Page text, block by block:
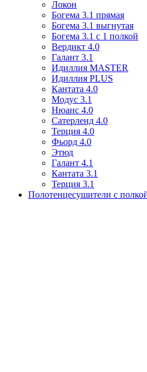
Локон
Богема 3.1 прямая
Богема 3.1 выгнутая
Богема 3.1 с 1 полкой
Вердикт 4.0
Галант 3.1
Идиллия MASTER
Идиллия PLUS
Кантата 4.0
Модус 3.1
Нюанс 4.0
Сатерленд 4.0
Терция 4.0
Фьорд 4.0
Этюд
Галант 4.1
Кантата 3.1
Терция 3.1
Полотенцесушители с